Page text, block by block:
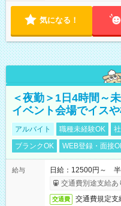
気になる！
＜夜勤＞1日4時間～
イベント会場でイス
アルバイト 職種未経験OK
ブランクOK
WEB登録・面接
給与
日給：12500円～
交通費別途支給あ
交通費 交通費規定支